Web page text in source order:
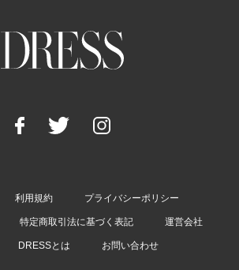
利用規約 プライバシーポリシー
特定商取引法に基づく表記 運営会社
DRESSとは お問い合わせ